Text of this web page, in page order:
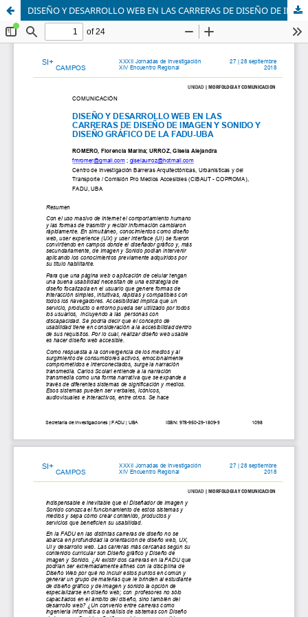
DISEÑO Y DESARROLLO WEB EN LAS CARRERAS DE DISEÑO DE IMAGEN Y SONIDO Y DISEÑO GRÁFICO DE LA FADU-UBA